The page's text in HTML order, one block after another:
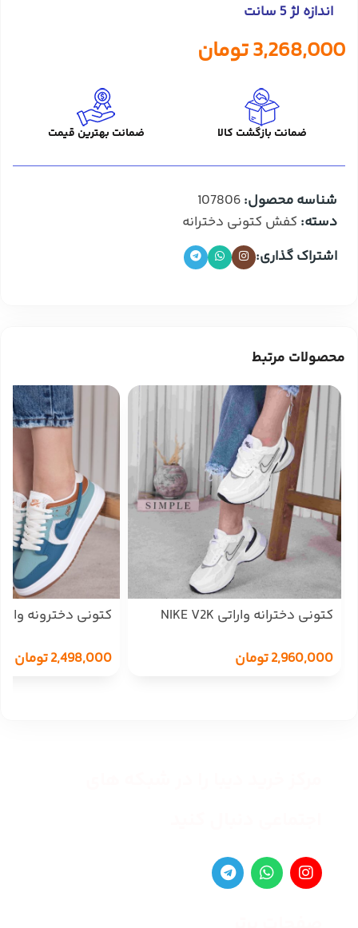
اندازه لژ 5 سانت
3,268,000تومان
ضمانت بازگشت کالا ضمانت بهترین قیمت
شناسه محصول:107806
دسته: کفش کتونی دخترانه
اشتراک گذاری:
محصولات مرتبط
کتونی دخترانه واراتی NIKE V2K
2,960,000تومان
کتونی دخترونه
2,498,000تومان